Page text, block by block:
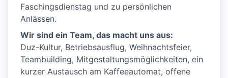
Faschingsdienstag und zu persönlichen
Anlässen.
Wir sind ein Team, das macht uns aus:
Duz-Kultur, Betriebsausflug, Weihnachtsfeier,
Teambuilding, Mitgestaltungsmöglichkeiten, ein
kurzer Austausch am Kaffeeautomat, offene